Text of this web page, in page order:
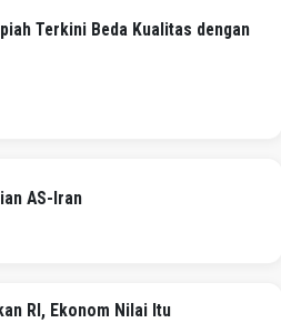
Terkini Beda Kualitas dengan
AS-Iran
RI, Ekonom Nilai Itu